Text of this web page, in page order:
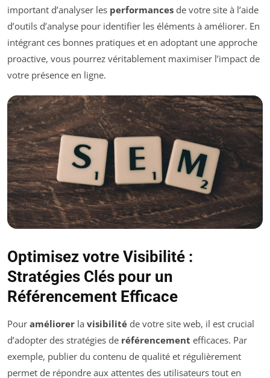
important d’analyser les performances de votre site à l’aide
d’outils d’analyse pour identifier les éléments à améliorer. En
intégrant ces bonnes pratiques et en adoptant une approche
proactive, vous pourrez véritablement maximiser l’impact de
votre présence en ligne.
Optimisez votre Visibilité :
Stratégies Clés pour un
Référencement Efficace
Pour améliorer la visibilité de votre site web, il est crucial
d’adopter des stratégies de référencement efficaces. Par
exemple, publier du contenu de qualité et régulièrement
permet de répondre aux attentes des utilisateurs tout en